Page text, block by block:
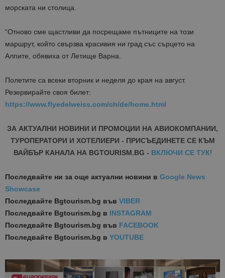
морската ни столица.
“Отново сме щастливи да посрещаме пътниците на този
маршрут, който свързва красивия ни град със сърцето на
Алпите, обявиха от Летище Варна.
Полетите са всеки вторник и неделя до края на август.
Резервирайте своя билет:
https://www.flyedelweiss.com/ch/de/home.html
ЗА АКТУАЛНИ НОВИНИ И ПРОМОЦИИ НА АВИОКОМПАНИИ,
ТУРОПЕРАТОРИ И ХОТЕЛИЕРИ - ПРИСЪЕДИНЕТЕ СЕ КЪМ
ВАЙБЪР КАНАЛА НА BGTOURISM.BG - ВКЛЮЧИ СЕ ТУК!
Последвайте ни за още актуални новини в Google News
Showcase
Последвайте Bgtourism.bg във VIBER
Последвайте Bgtourism.bg в INSTAGRAM
Последвайте Bgtourism.bg във FACEBOOK
Последвайте Bgtourism.bg в YOUTUBE